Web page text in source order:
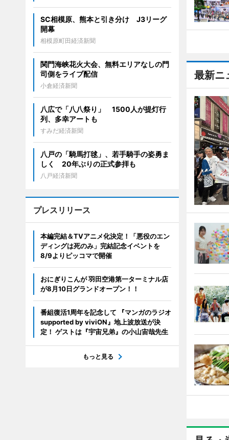
最新ニ
SC相模原、熊本と引き分け J3リーグ
開幕
相模原町田経済新聞
関門海峡花火大会、無料エリアなしの門
司側をライブ配信
小倉経済新聞
八広で「八八祭り」 1500人が提灯行
列、多幸アートも
すみだ経済新聞
八戸の「騎馬打毬」、若手騎手の姿勇ま
しく 20年ぶりの正式参拝も
八戸経済新聞
プレスリリース
本編完結＆TVアニメ化決定！「悪役のエン
ディングは死のみ」完結記念イベントを
8/9よりピッコマで開催
おにぎりこんが 羽田空港第一ターミナル店
が8月10日グランドオープン！！
番組復活1周年を記念して 『マンガのラジオ
supported by viviON』地上波放送が決
定！ ゲストは『宇宙兄弟』の小山宙哉先生
もっと見る